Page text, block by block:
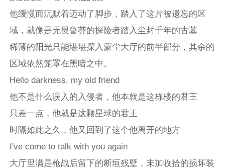
他缓慢而沉默着迈动了脚步，踏入了这片被遗忘的区
域，就像是无畏鲁莽的探险者踏入尘封千年的古墓
稀薄的阳光只能堪堪探入蒙尘大厅的前半部分，其余的
区域依然笼罩在黑暗之中。
Hello darkness, my old friend
他不是什么误入的入侵者，他本就是这栋楼的君王
只差一点，他就是这颗星球的君王
时隔如此之久，他又回到了这个他离开的地方
I've come to talk with you again
大厅里满是枪战后留下的断垣残壁，未加收拾的损坏装